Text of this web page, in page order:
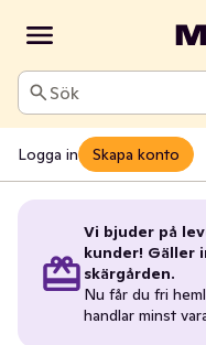
Sök
Logga in Skapa konto
Vi bjuder på
kunder! Gäller
skärgården.
Nu får du fri
handlar minst